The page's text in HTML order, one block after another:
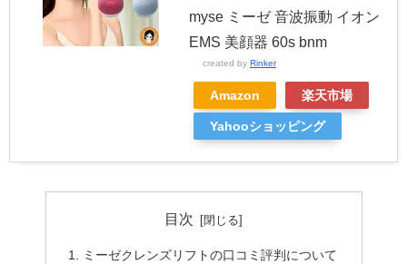
myse ミーゼ 音波振動 イオン
EMS 美顔器 60s bnm
created by Rinker
Amazon 楽天市場
Yahooショッピング
目次
ミーゼクレンズリフトの口コミ評判について